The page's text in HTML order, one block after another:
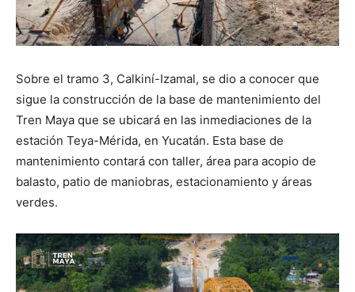
Sobre el tramo 3, Calkiní-Izamal, se dio a conocer que
sigue la construcción de la base de mantenimiento del
Tren Maya que se ubicará en las inmediaciones de la
estación Teya-Mérida, en Yucatán. Esta base de
mantenimiento contará con taller, área para acopio de
balasto, patio de maniobras, estacionamiento y áreas
verdes.